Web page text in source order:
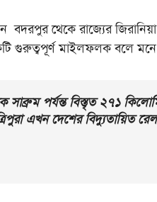
থেকে রাজ্যের জিরানিয়া
গুরুত্বপূর্ণ মাইলফলক বলে মনে
সাব্রুম পর্যন্ত বিস্তৃত ২৭১
এখন দেশের বিদ্যুতায়িত রেল